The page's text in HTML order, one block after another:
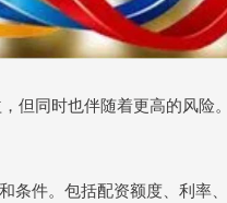
但同时也伴随着更高的风险
件。包括配资额度、利率